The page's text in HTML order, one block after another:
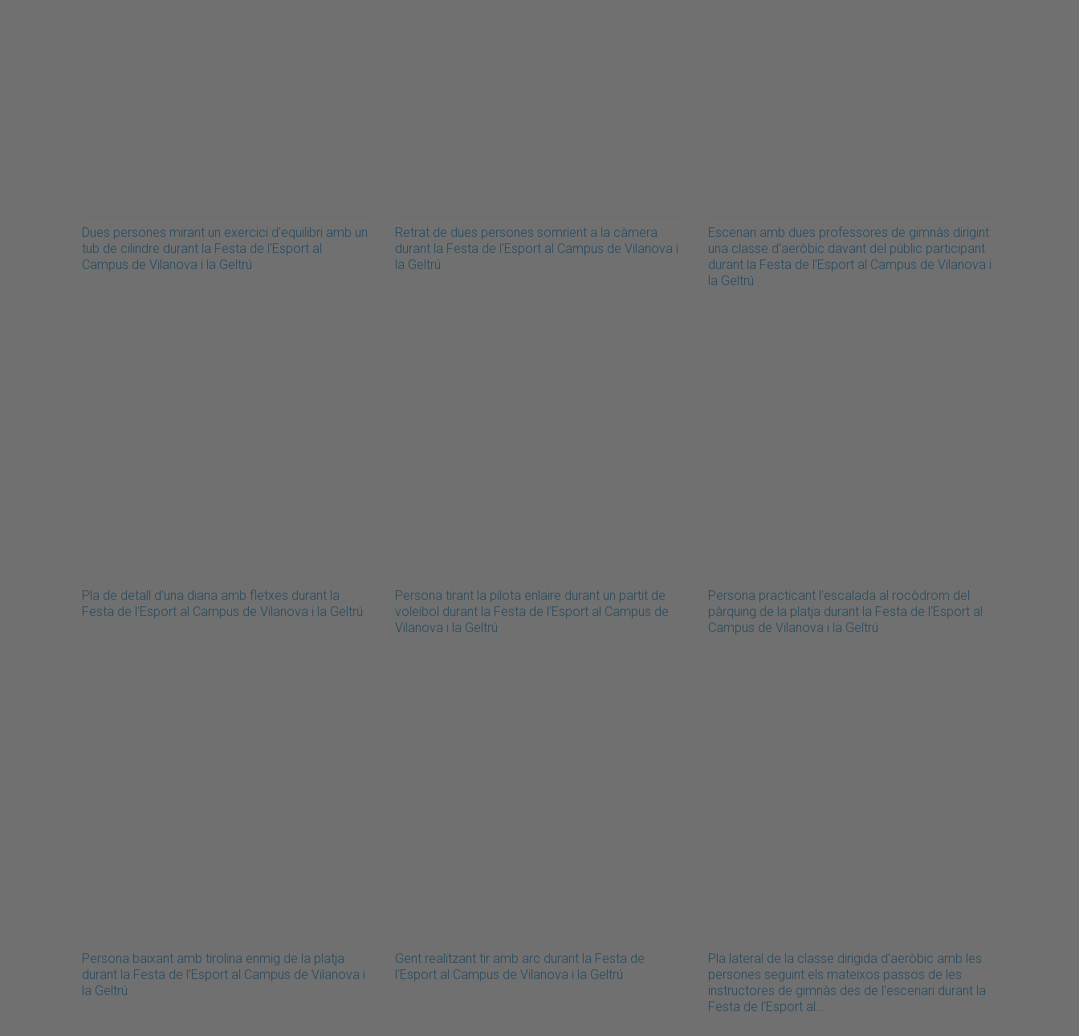
Dues persones mirant un exercici d'equilibri amb un
tub de cilindre durant la Festa de l'Esport al
Campus de Vilanova i la Geltrú
Retrat de dues persones somrient a la càmera
durant la Festa de l'Esport al Campus de Vilanova i
la Geltrú
Escenari amb dues professores de gimnàs dirigint
una classe d'aeròbic davant del públic participant
durant la Festa de l'Esport al Campus de Vilanova i
la Geltrú
Pla de detall d'una diana amb fletxes durant la
Festa de l'Esport al Campus de Vilanova i la Geltrú
Persona tirant la pilota enlaire durant un partit de
voleibol durant la Festa de l'Esport al Campus de
Vilanova i la Geltrú
Persona practicant l'escalada al rocòdrom del
pàrquing de la platja durant la Festa de l'Esport al
Campus de Vilanova i la Geltrú
Persona baixant amb tirolina enmig de la platja
durant la Festa de l'Esport al Campus de Vilanova i
la Geltrú
Gent realitzant tir amb arc durant la Festa de
l'Esport al Campus de Vilanova i la Geltrú
Pla lateral de la classe dirigida d'aeròbic amb les
persones seguint els mateixos passos de les
instructores de gimnàs des de l'escenari durant la
Festa de l'Esport al…